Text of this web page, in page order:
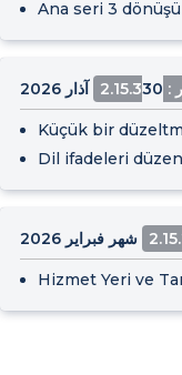
Ana seri 3
30 آذار 2026
Küçük bir
Dil ifadeleri
Hizmet Yeri ve